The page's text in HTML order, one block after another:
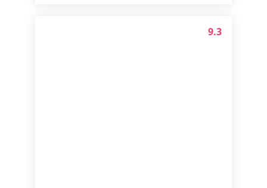
9.3